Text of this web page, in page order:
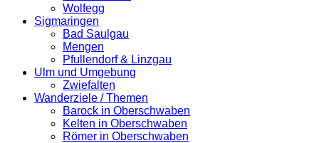
Wolfegg
Sigmaringen
Bad Saulgau
Mengen
Pfullendorf & Linzgau
Ulm und Umgebung
Zwiefalten
Wanderziele / Themen
Barock in Oberschwaben
Kelten in Oberschwaben
Römer in Oberschwaben